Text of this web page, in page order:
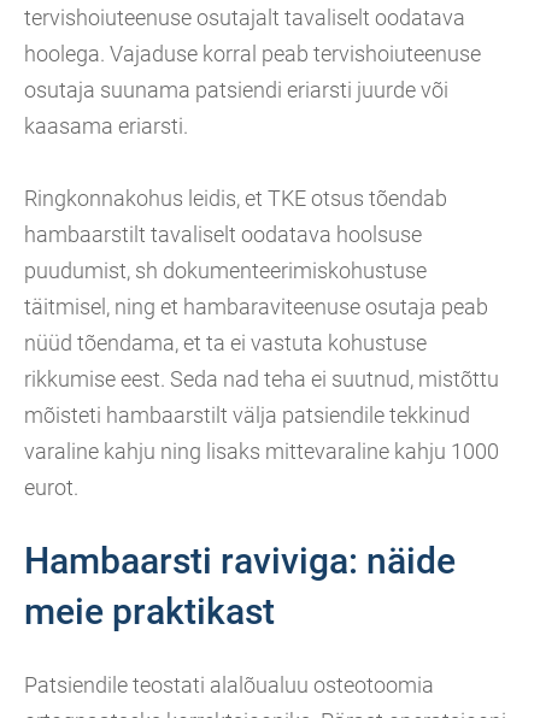
tervishoiuteenuse osutajalt tavaliselt oodatava
hoolega. Vajaduse korral peab tervishoiuteenuse
osutaja suunama patsiendi eriarsti juurde või
kaasama eriarsti.
Ringkonnakohus leidis, et TKE otsus tõendab
hambaarstilt tavaliselt oodatava hoolsuse
puudumist, sh dokumenteerimiskohustuse
täitmisel, ning et hambaraviteenuse osutaja peab
nüüd tõendama, et ta ei vastuta kohustuse
rikkumise eest. Seda nad teha ei suutnud, mistõttu
mõisteti hambaarstilt välja patsiendile tekkinud
varaline kahju ning lisaks mittevaraline kahju 1000
eurot.
Hambaarsti raviviga: näide
meie praktikast
Patsiendile teostati alalõualuu osteotoomia